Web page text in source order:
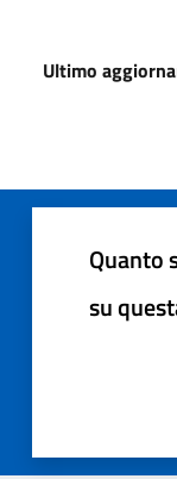
Ultimo
Quanto
su